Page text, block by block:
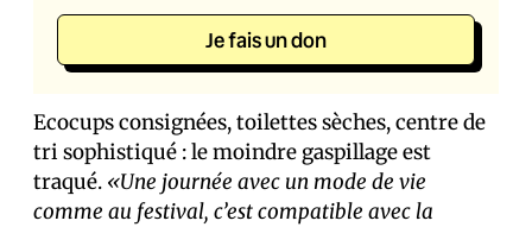
Je fais un don
Ecocups consignées, toilettes sèches, centre de
tri sophistiqué : le moindre gaspillage est
traqué. «Une journée avec un mode de vie
comme au festival, c’est compatible avec la